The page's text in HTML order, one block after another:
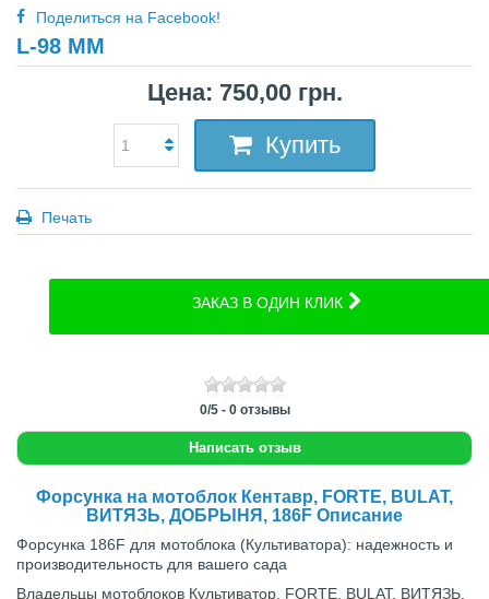
Поделиться на Facebook!
L-98 MM
Цена: 750,00 грн.
Купить
Печать
ЗАКАЗ В ОДИН КЛИК
0/5- 0отзывы
Написать отзыв
Форсунка на мотоблок Кентавр, FORTE, BULAT,
ВИТЯЗЬ, ДОБРЫНЯ, 186F Описание
Форсунка 186F для мотоблока (Культиватора): надежность и
производительность для вашего сада
Владельцы мотоблоков Культиватор, FORTE, BULAT, ВИТЯЗЬ,